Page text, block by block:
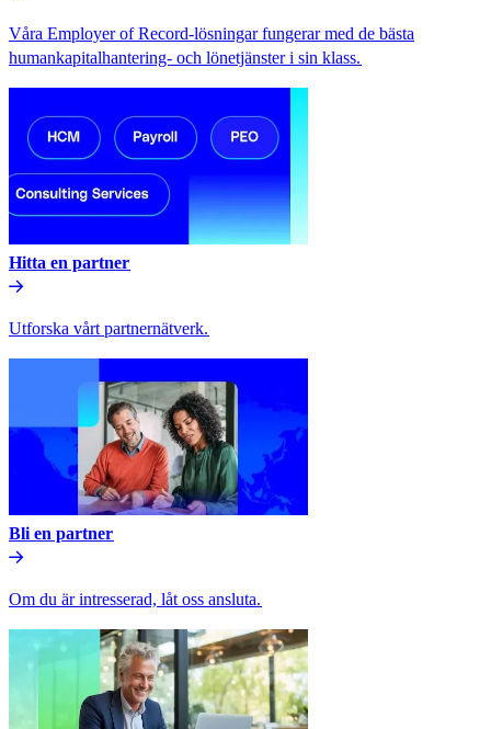
Våra Employer of Record-lösningar fungerar med de bästa
humankapitalhantering- och lönetjänster i sin klass.​​
Hitta en partner​​
Utforska vårt partnernätverk.​​
Bli en partner​​
Om du är intresserad, låt oss ansluta.​​